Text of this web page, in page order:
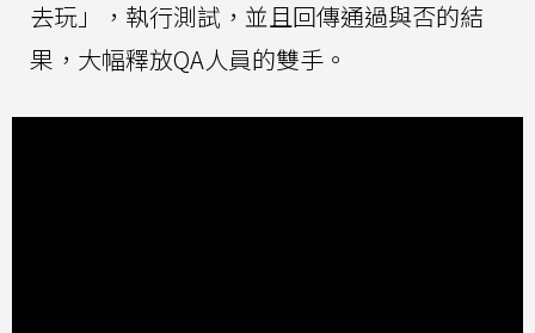
去玩」，執行測試，並且回傳通過與否的結
果，大幅釋放QA人員的雙手。